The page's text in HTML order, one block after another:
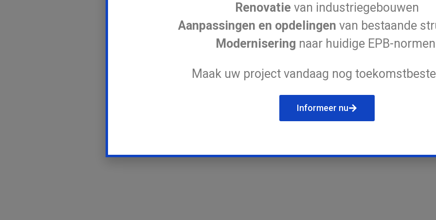
Renovatie van industriegebouwen
Aanpassingen en opdelingen van bestaande
Modernisering naar huidige EPB-
Maak uw project vandaag nog
Informeer nu